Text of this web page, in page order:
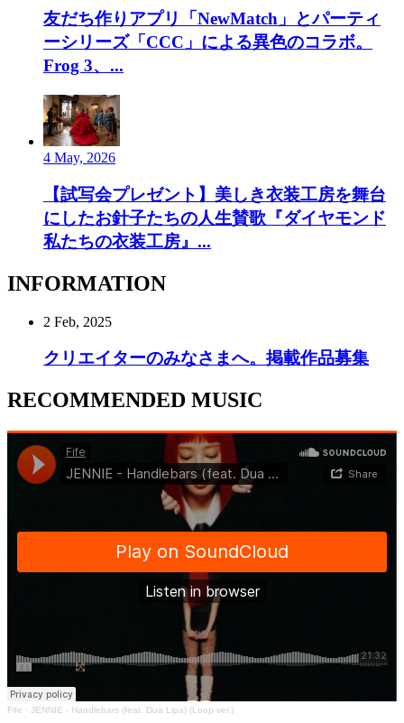
友だち作りアプリ「NewMatch」とパーティ
ーシリーズ「CCC」による異色のコラボ。
Frog 3、...
4 May, 2026
【試写会プレゼント】美しき衣装工房を舞台
にしたお針子たちの人生賛歌『ダイヤモンド
私たちの衣装工房』...
INFORMATION
2 Feb, 2025
クリエイターのみなさまへ。掲載作品募集
RECOMMENDED MUSIC
Fife · JENNIE - Handlebars (feat. Dua Lipa) (Loop ver.)